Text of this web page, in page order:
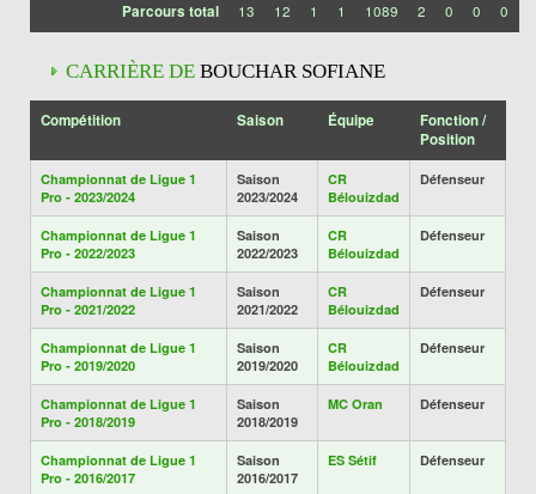
Parcours total 13 12 1 1 1089 2 0 0 0
CARRIÈRE DE BOUCHAR SOFIANE
Compétition Saison Équipe
Fonction /
Position
Championnat de Ligue 1
Pro - 2023/2024
Saison
2023/2024
CR
Bélouizdad
Défenseur
Championnat de Ligue 1
Pro - 2022/2023
Saison
2022/2023
CR
Bélouizdad
Défenseur
Championnat de Ligue 1
Pro - 2021/2022
Saison
2021/2022
CR
Bélouizdad
Défenseur
Championnat de Ligue 1
Pro - 2019/2020
Saison
2019/2020
CR
Bélouizdad
Défenseur
Championnat de Ligue 1
Pro - 2018/2019
Saison
2018/2019
MC Oran Défenseur
Championnat de Ligue 1
Pro - 2016/2017
Saison
2016/2017
ES Sétif Défenseur